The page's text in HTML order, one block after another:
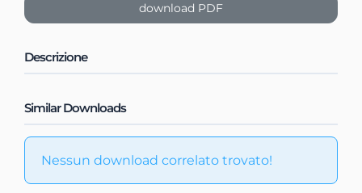
download PDF
Descrizione
Similar Downloads
Nessun download correlato trovato!